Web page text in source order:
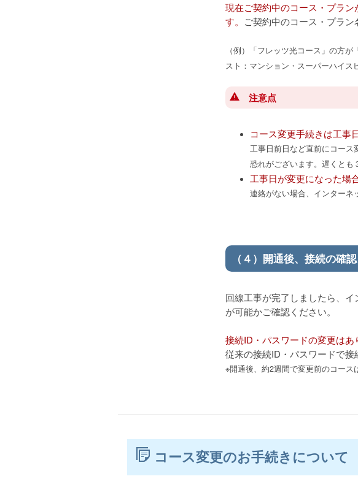
現在ご契約中のコース・プラ
す。 ご契約中のコース・プラン
（例）「フレッツ光コース」の方
スト：マンション・スーパーハイス
注意点
コース変更手続きは工事
工事日前日など直前にコース
恐れがございます。遅くとも
工事日が変更になった場
連絡がない場合、インターネ
（４）開通後、接続の確
回線工事が完了しましたら、
が可能かご確認ください。
接続ID・パスワードの変更はあ
従来の接続ID・パスワードで接
※開通後、約2週間で変更前のコース
コース変更のお手続きについて